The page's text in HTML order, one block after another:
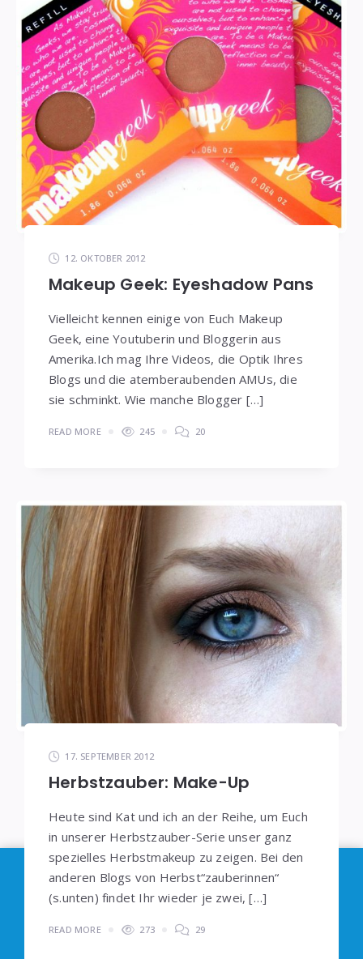
12. OKTOBER 2012
Makeup Geek: Eyeshadow Pans
Vielleicht kennen einige von Euch Makeup
Geek, eine Youtuberin und Bloggerin aus
Amerika.Ich mag Ihre Videos, die Optik Ihres
Blogs und die atemberaubenden AMUs, die
sie schminkt. Wie manche Blogger […]
READ MORE 245 20
17. SEPTEMBER 2012
Herbstzauber: Make-Up
Heute sind Kat und ich an der Reihe, um Euch
in unserer Herbstzauber-Serie unser ganz
spezielles Herbstmakeup zu zeigen. Bei den
anderen Blogs von Herbst“zauberinnen“
(s.unten) findet Ihr wieder je zwei, […]
READ MORE 273 29
Im Sinne derDSGVO : Die Erfassung Deiner Daten
durchGoogle Analyticskönnen Sie durch
Klicken auf den folgenden Link unterbinden. Es